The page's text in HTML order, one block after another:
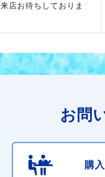
店お待ちしておりま
お問
購